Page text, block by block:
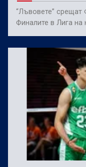
“Лъвовете”
Финалите в Лига на